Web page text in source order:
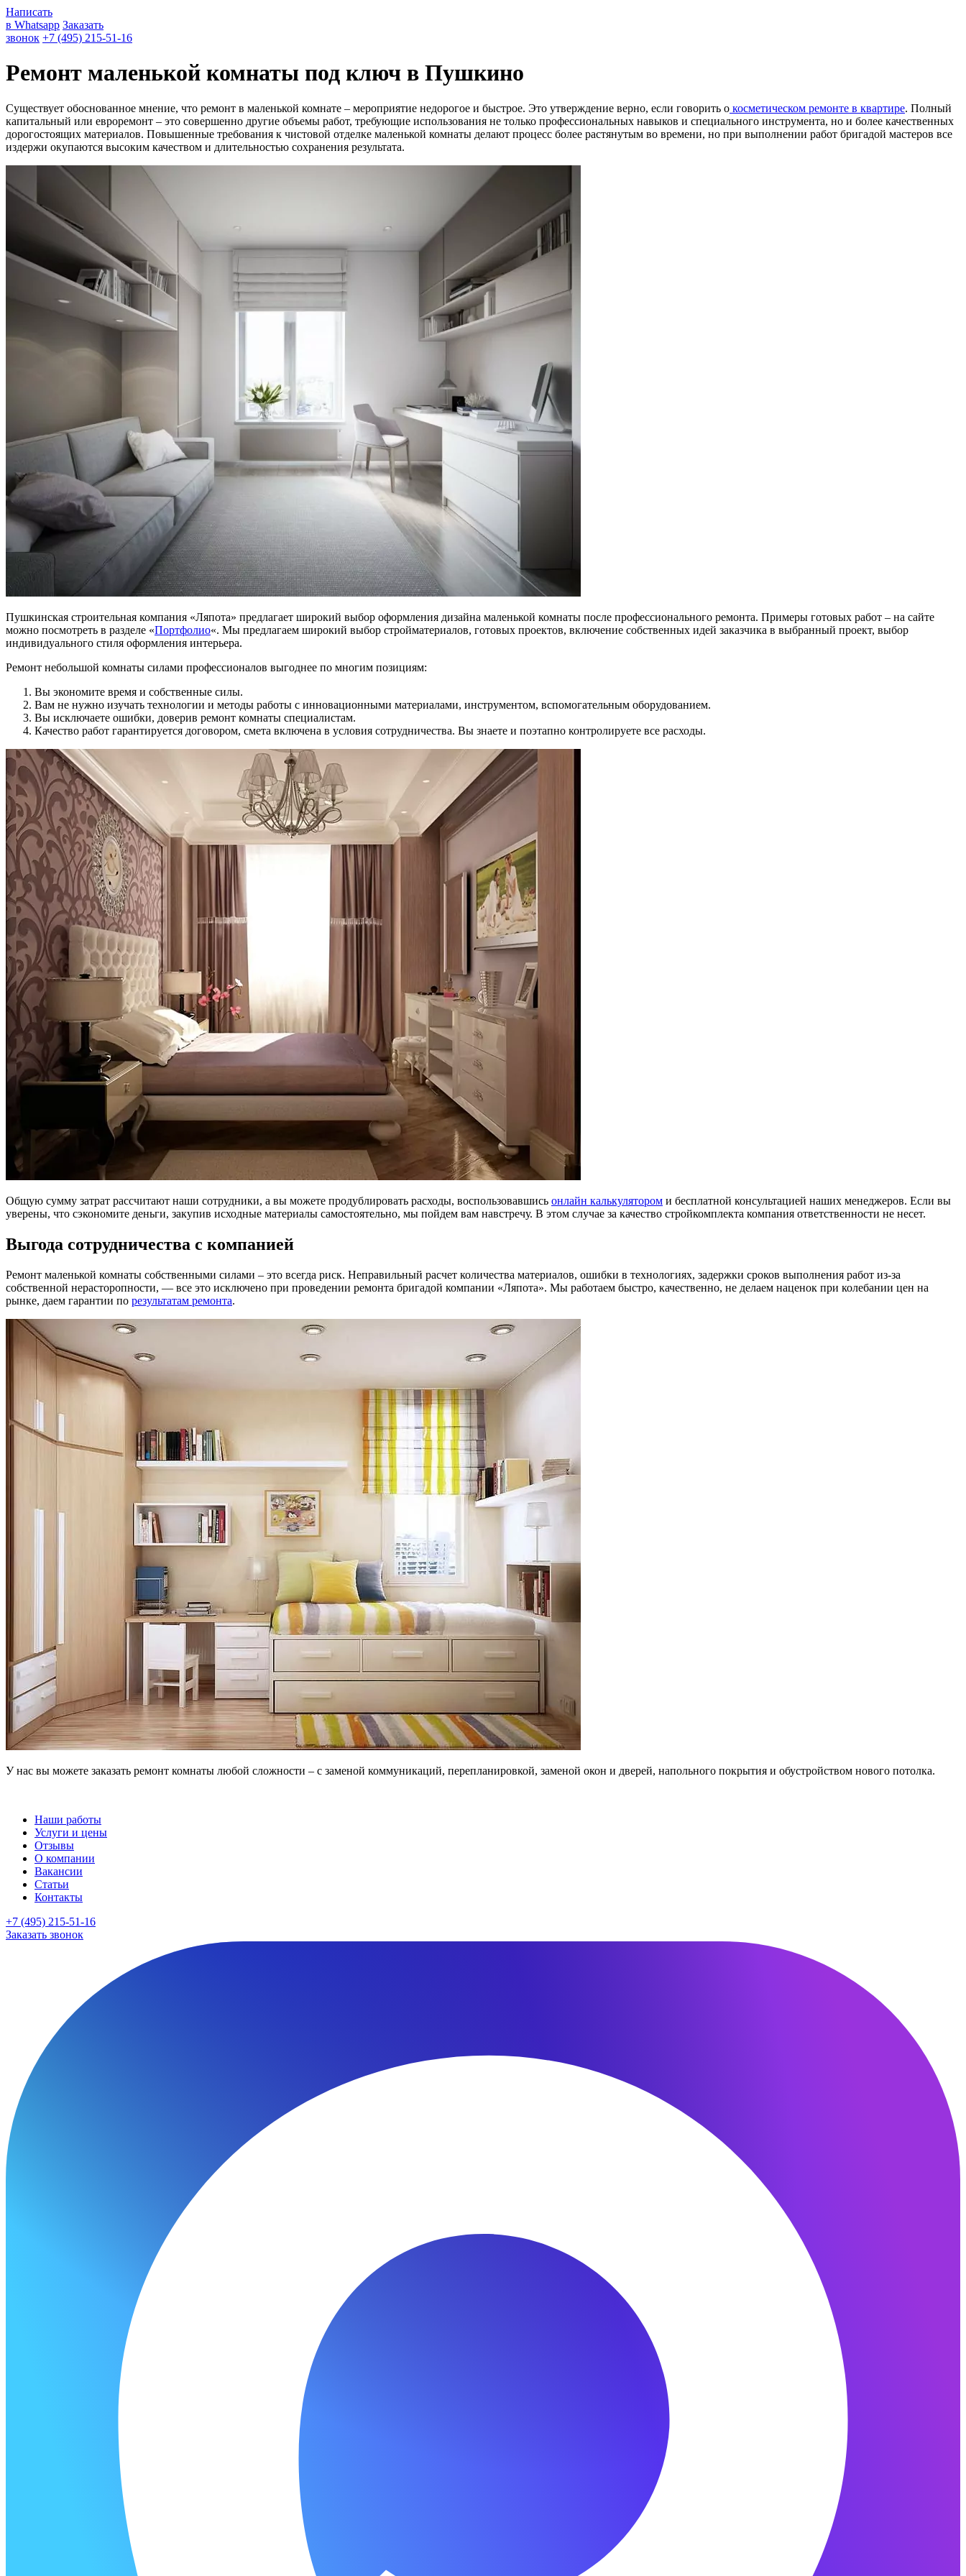
Написать
в Whatsapp Заказать
звонок +7 (495) 215-51-16
Ремонт маленькой комнаты под ключ в Пушкино
Существует обоснованное мнение, что ремонт в маленькой комнате – мероприятие недорогое и быстрое. Это утверждение верно, если говорить о косметическом ремонте в квартире. Полный
капитальный или евроремонт – это совершенно другие объемы работ, требующие использования не только профессиональных навыков и специального инструмента, но и более качественных
дорогостоящих материалов. Повышенные требования к чистовой отделке маленькой комнаты делают процесс более растянутым во времени, но при выполнении работ бригадой мастеров все
издержи окупаются высоким качеством и длительностью сохранения результата.
Пушкинская строительная компания «Ляпота» предлагает широкий выбор оформления дизайна маленькой комнаты после профессионального ремонта. Примеры готовых работ – на сайте
можно посмотреть в разделе «Портфолио«. Мы предлагаем широкий выбор стройматериалов, готовых проектов, включение собственных идей заказчика в выбранный проект, выбор
индивидуального стиля оформления интерьера.
Ремонт небольшой комнаты силами профессионалов выгоднее по многим позициям:
Вы экономите время и собственные силы.
Вам не нужно изучать технологии и методы работы с инновационными материалами, инструментом, вспомогательным оборудованием.
Вы исключаете ошибки, доверив ремонт комнаты специалистам.
Качество работ гарантируется договором, смета включена в условия сотрудничества. Вы знаете и поэтапно контролируете все расходы.
Общую сумму затрат рассчитают наши сотрудники, а вы можете продублировать расходы, воспользовавшись онлайн калькулятором и бесплатной консультацией наших менеджеров. Если вы
уверены, что сэкономите деньги, закупив исходные материалы самостоятельно, мы пойдем вам навстречу. В этом случае за качество стройкомплекта компания ответственности не несет.
Выгода сотрудничества с компанией
Ремонт маленькой комнаты собственными силами – это всегда риск. Неправильный расчет количества материалов, ошибки в технологиях, задержки сроков выполнения работ из-за
собственной нерасторопности, — все это исключено при проведении ремонта бригадой компании «Ляпота». Мы работаем быстро, качественно, не делаем наценок при колебании цен на
рынке, даем гарантии по результатам ремонта.
У нас вы можете заказать ремонт комнаты любой сложности – с заменой коммуникаций, перепланировкой, заменой окон и дверей, напольного покрытия и обустройством нового потолка.
Наши работы
Услуги и цены
Отзывы
О компании
Вакансии
Статьи
Контакты
+7 (495) 215-51-16
Заказать звонок